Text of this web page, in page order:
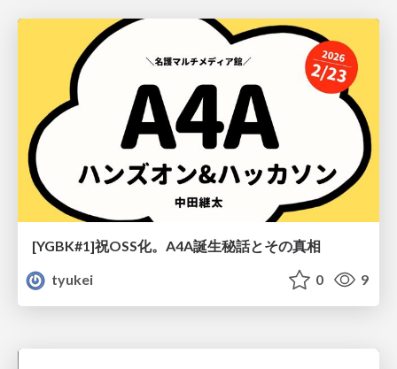
[YGBK#1]祝OSS化。A4A誕生秘話とその真相
tyukei
0 9